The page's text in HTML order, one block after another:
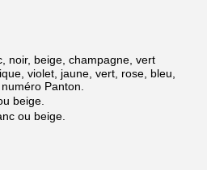
noir, beige, champagne, vert
violet, jaune, vert, rose, bleu,
Panton.
beige.
ou beige.